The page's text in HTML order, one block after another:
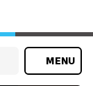
MENU